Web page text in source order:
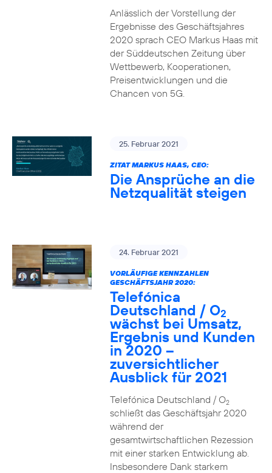
Anlässlich der Vorstellung der
Ergebnisse des Geschäftsjahres
2020 sprach CEO Markus Haas mit
der Süddeutschen Zeitung über
Wettbewerb, Kooperationen,
Preisentwicklungen und die
Chancen von 5G.
25. Februar 2021
ZITAT MARKUS HAAS, CEO:
Die Ansprüche an die
Netzqualität steigen
24. Februar 2021
VORLÄUFIGE KENNZAHLEN
GESCHÄFTSJAHR 2020:
Telefónica
Deutschland / O2
wächst bei Umsatz,
Ergebnis und Kunden
in 2020 –
zuversichtlicher
Ausblick für 2021
Telefónica Deutschland / O2
schließt das Geschäftsjahr 2020
während der
gesamtwirtschaftlichen Rezession
mit einer starken Entwicklung ab.
Insbesondere Dank starkem